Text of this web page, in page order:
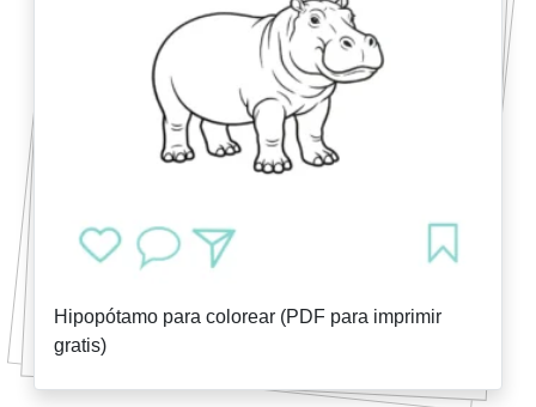
Hipopótamo para colorear (PDF para imprimir
gratis)